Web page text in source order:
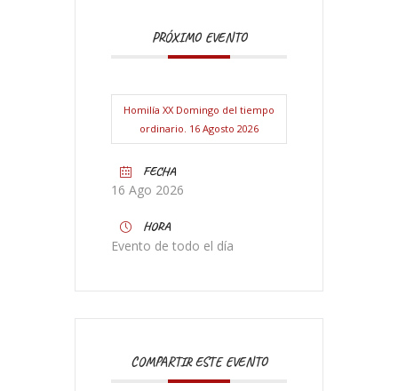
PRÓXIMO EVENTO
Homilía XX Domingo del tiempo
ordinario. 16 Agosto 2026
FECHA
16 Ago 2026
HORA
Evento de todo el día
COMPARTIR ESTE EVENTO